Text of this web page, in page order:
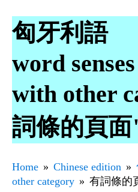
匈牙利語
word
with other
詞條的頁
Home Chinese edition
other category
有詞條的